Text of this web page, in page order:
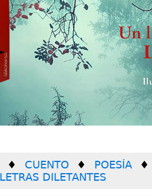
CUENTO POESÍA
LETRAS DILETANTES